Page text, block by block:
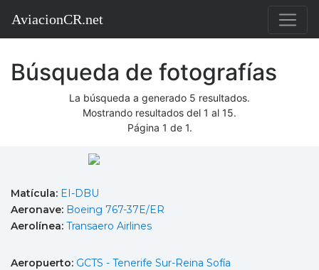
AviacionCR.net
Búsqueda de fotografías
La búsqueda a generado 5 resultados.
Mostrando resultados del 1 al 15.
Página 1 de 1.
Matícula: EI-DBU
Aeronave: Boeing 767-37E/ER
Aerolínea: Transaero Airlines
Aeropuerto: GCTS - Tenerife Sur-Reina Sofía